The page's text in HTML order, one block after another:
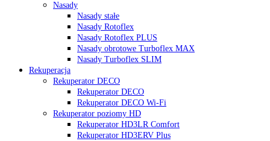
Nasady
Nasady stałe
Nasady Rotoflex
Nasady Rotoflex PLUS
Nasady obrotowe Turboflex MAX
Nasady Turboflex SLIM
Rekuperacja
Rekuperator DECO
Rekuperator DECO
Rekuperator DECO Wi-Fi
Rekuperator poziomy HD
Rekuperator HD3LR Comfort
Rekuperator HD3ERV Plus